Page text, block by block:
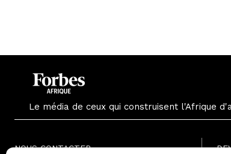
Le média de ceux qui construisent l'Afrique
NOUS CONTACTER